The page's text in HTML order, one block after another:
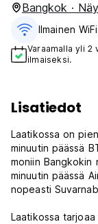
Bangkok ·
Ilmainen WiFi
Varaamalla yli 2
ilmaiseksi.
Lisatiedot
Laatikossa on
minuutin päässä
moniin Bangkokin
minuutin päässä
nopeasti
Laatikossa